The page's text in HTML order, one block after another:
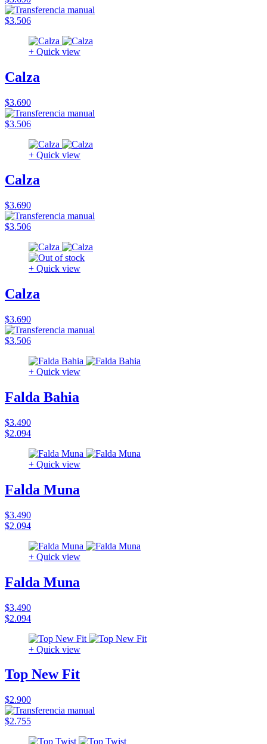
$3.506
+ Quick view
Calza
$3.690
$3.506
+ Quick view
Calza
$3.690
$3.506
+ Quick view
Calza
$3.690
$3.506
+ Quick view
Falda Bahia
$3.490
$2.094
+ Quick view
Falda Muna
$3.490
$2.094
+ Quick view
Falda Muna
$3.490
$2.094
+ Quick view
Top New Fit
$2.900
$2.755